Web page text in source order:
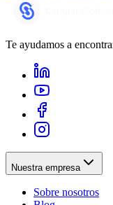
Te ayudamos a
Nuestra empresa
Sobre nosotros